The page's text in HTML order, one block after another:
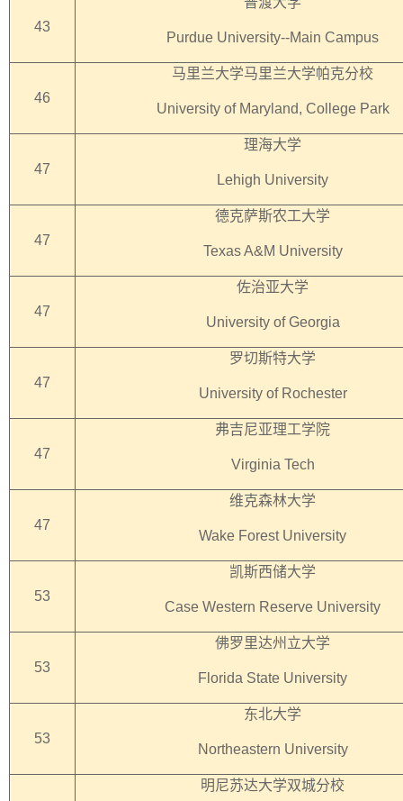
43
Purdue University--Main Campus
46
马里兰大学马里兰大学帕克分校
University of Maryland, College Park
47
理海大学
Lehigh University
47
德克萨斯农工大学
Texas A&M University
47
佐治亚大学
University of Georgia
47
罗切斯特大学
University of Rochester
47
弗吉尼亚理工学院
Virginia Tech
47
维克森林大学
Wake Forest University
53
凯斯西储大学
Case Western Reserve University
53
佛罗里达州立大学
Florida State University
53
东北大学
Northeastern University
明尼苏达大学双城分校